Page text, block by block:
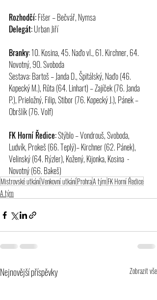
Rozhodčí: Fišer – Bečvář, Nymsa
Delegát: Urban Jiří
Branky: 10. Kosina, 45. Naďo vl., 61. Kirchner, 64.
Novotný, 90. Svoboda
Sestava: Bartoš – Janda D., Špitálský, Naďo (46.
Kopecký M.), Růta (64. Linhart) – Zajíček (76. Janda
P.), Prieložný, Filip, Stibor (76. Kopecký J.), Pánek –
Obršlík (76. Volf)
FK Horní Ředice: Stýblo – Vondrouš, Svoboda,
Ludvík, Prokeš (66. Teplý)– Kirchner (62. Pánek),
Velinský (64. Rýzler), Kožený, Kijonka, Kosina  -
Novotný (66. Bakeš)
Mistrovské utkáníVenkovní utkáníProhraA týmFK Horní Ředice
A tým
Nejnovější příspěvky Zobrazit vše